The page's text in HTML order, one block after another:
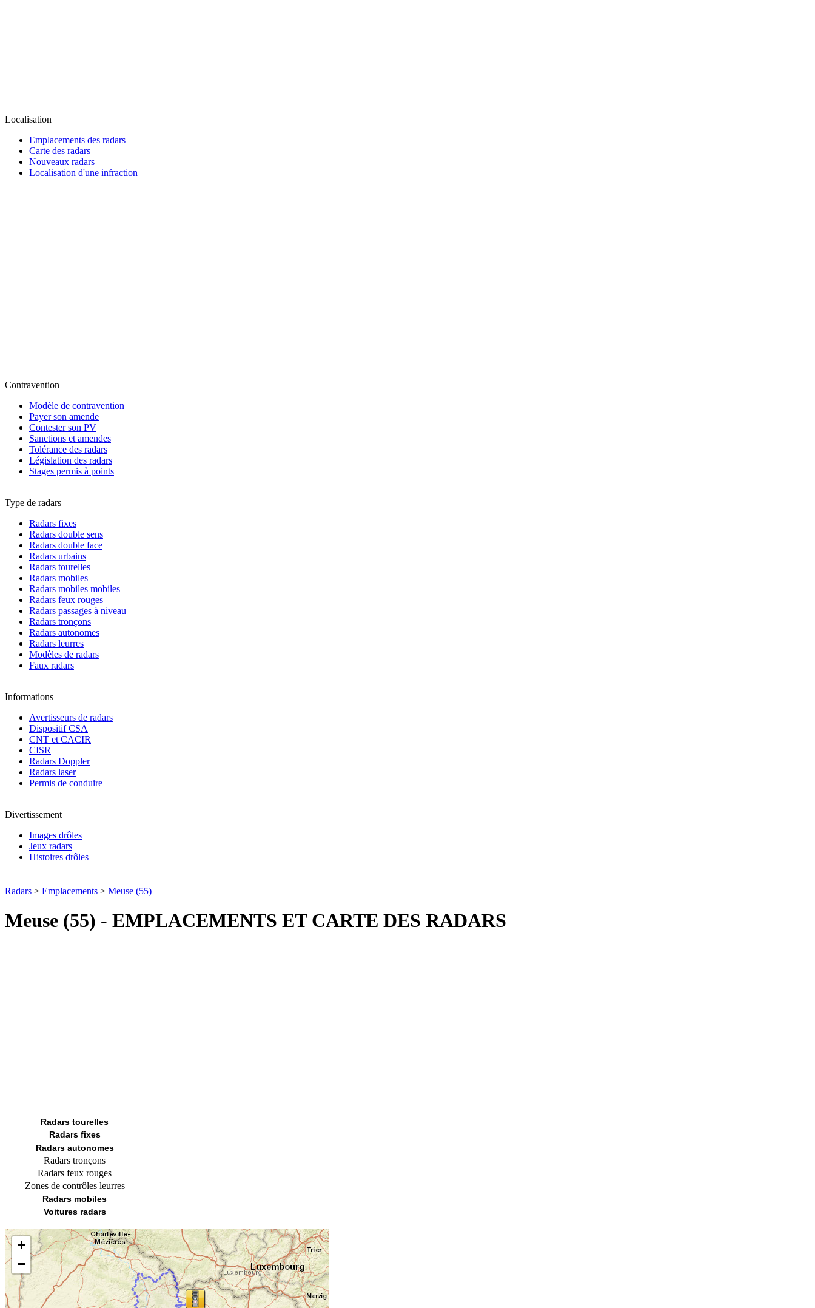
Localisation
Emplacements des radars
Carte des radars
Nouveaux radars
Localisation d'une infraction
Contravention
Modèle de contravention
Payer son amende
Contester son PV
Sanctions et amendes
Tolérance des radars
Législation des radars
Stages permis à points
Type de radars
Radars fixes
Radars double sens
Radars double face
Radars urbains
Radars tourelles
Radars mobiles
Radars mobiles mobiles
Radars feux rouges
Radars passages à niveau
Radars tronçons
Radars autonomes
Radars leurres
Modèles de radars
Faux radars
Informations
Avertisseurs de radars
Dispositif CSA
CNT et CACIR
CISR
Radars Doppler
Radars laser
Permis de conduire
Divertissement
Images drôles
Jeux radars
Histoires drôles
Radars > Emplacements > Meuse (55)
Meuse (55) - EMPLACEMENTS ET CARTE DES RADARS
Radars tourelles
Radars fixes
Radars autonomes
Radars tronçons
Radars feux rouges
Zones de contrôles leurres
Radars mobiles
Voitures radars
+
−